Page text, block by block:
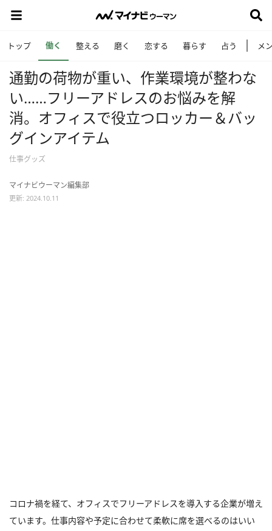
トップ 働く 整える 磨く 恋する 暮らす 占う メ
通勤の荷物が重い、作業環境が整わな
い……フリーアドレスのお悩みを解
消。オフィスで役立つロッカー＆バッ
グインアイテム
仕事グッズ
マイナビウーマン編集部
更新: 2024.10.11
コロナ禍を経て、オフィスでフリーアドレスを導入する企業が増え
ています。仕事内容や予定に合わせて柔軟に席を選べるのはいい